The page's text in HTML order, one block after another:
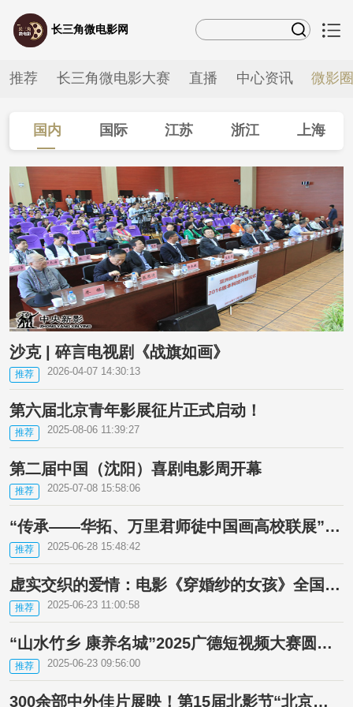
长三角微电影网
推荐 长三角微电影大赛 直播 中心资讯 微影
国内 国际 江苏 浙江 上海
安徽
沙克 | 碎言电视剧《战旗如画》
2026-04-07 14:30:13
推荐
第六届北京青年影展征片正式启动！
2025-08-06 11:39:27
推荐
第二届中国（沈阳）喜剧电影周开幕
2025-07-08 15:58:06
推荐
“传承——华拓、万里君师徒中国画高校联展”在南京大学启幕
2025-06-28 15:48:42
推荐
虚实交织的爱情：电影《穿婚纱的女孩》全国公映
2025-06-23 11:00:58
推荐
“山水竹乡 康养名城”2025广德短视频大赛圆满收官
2025-06-23 09:56:00
推荐
300余部中外佳片展映！第15届北影节“北京展映”完整片单来了